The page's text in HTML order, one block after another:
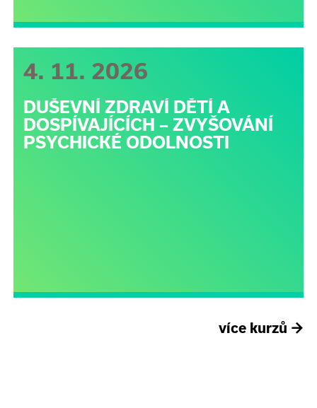
4. 11. 2026
DUŠEVNÍ ZDRAVÍ DĚTÍ A
DOSPÍVAJÍCÍCH – ZVYŠOVÁNÍ
PSYCHICKÉ ODOLNOSTI
více kurzů →